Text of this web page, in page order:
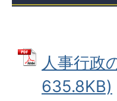
人事行政
635.8KB)